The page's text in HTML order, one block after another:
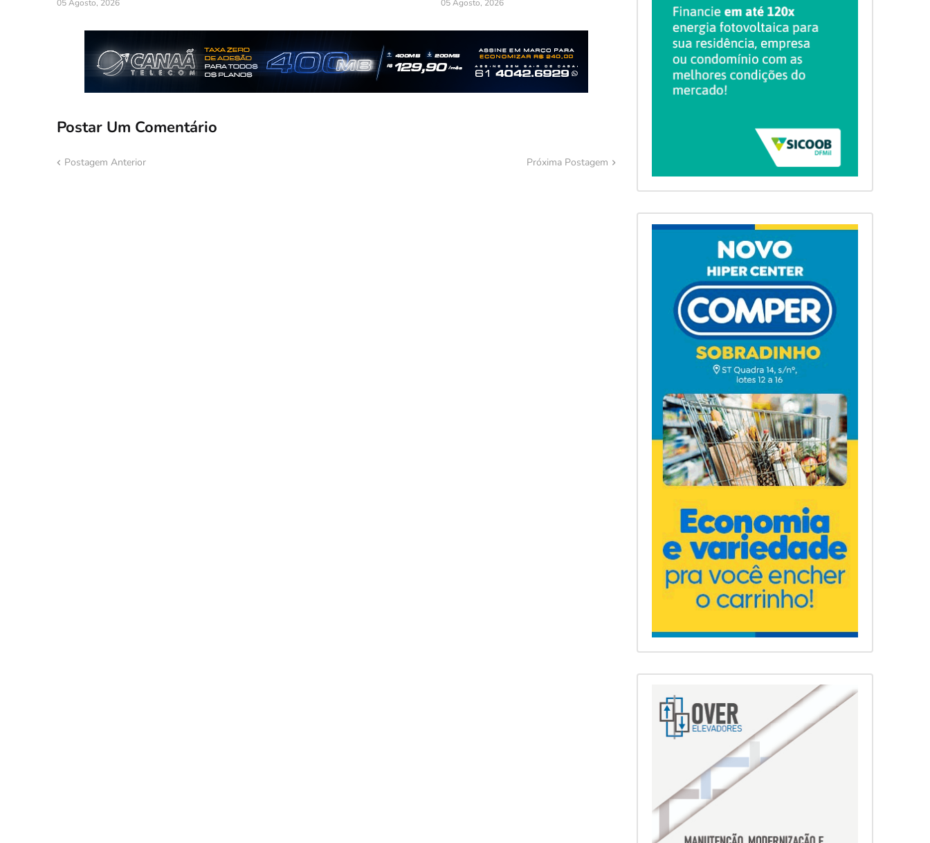
05 Agosto, 2026 05 Agosto, 2026
Postar Um Comentário
Postagem Anterior Próxima Postagem